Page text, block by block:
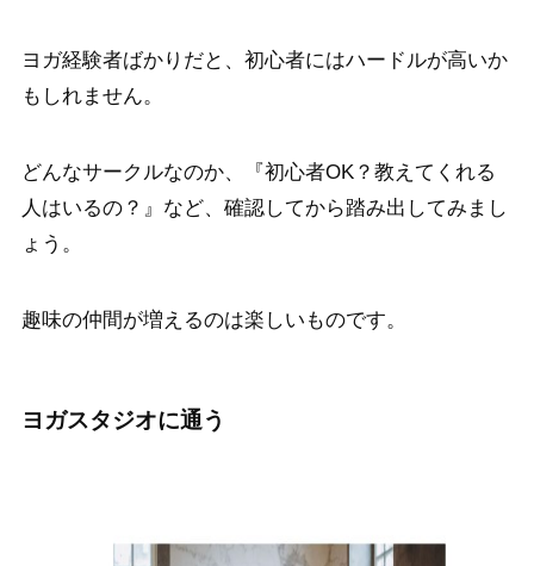
ヨガ経験者ばかりだと、初心者にはハードルが高いか
もしれません。
どんなサークルなのか、『初心者OK？教えてくれる
人はいるの？』など、確認してから踏み出してみまし
ょう。
趣味の仲間が増えるのは楽しいものです。
ヨガスタジオに通う